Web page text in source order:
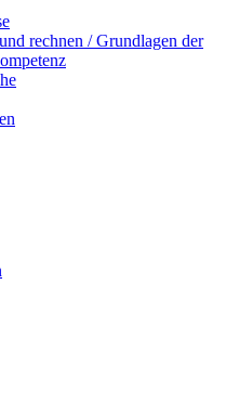
rechnen / Grundlagen der